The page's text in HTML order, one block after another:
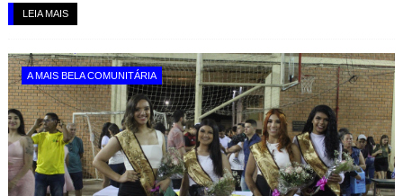
LEIA MAIS
A MAIS BELA COMUNITÁRIA